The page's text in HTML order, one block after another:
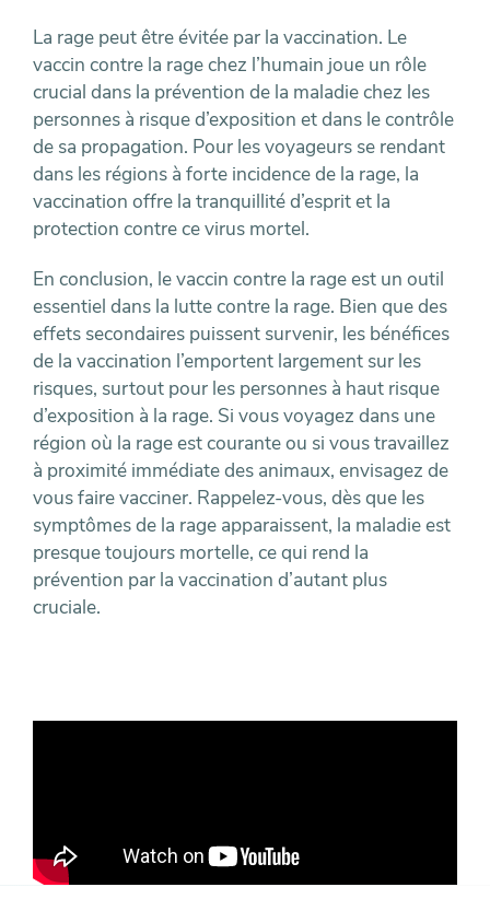
La rage peut être évitée par la vaccination. Le
vaccin contre la rage chez l’humain joue un rôle
crucial dans la prévention de la maladie chez les
personnes à risque d’exposition et dans le contrôle
de sa propagation. Pour les voyageurs se rendant
dans les régions à forte incidence de la rage, la
vaccination offre la tranquillité d’esprit et la
protection contre ce virus mortel.
En conclusion, le vaccin contre la rage est un outil
essentiel dans la lutte contre la rage. Bien que des
effets secondaires puissent survenir, les bénéfices
de la vaccination l’emportent largement sur les
risques, surtout pour les personnes à haut risque
d’exposition à la rage. Si vous voyagez dans une
région où la rage est courante ou si vous travaillez
à proximité immédiate des animaux, envisagez de
vous faire vacciner. Rappelez-vous, dès que les
symptômes de la rage apparaissent, la maladie est
presque toujours mortelle, ce qui rend la
prévention par la vaccination d’autant plus
cruciale.